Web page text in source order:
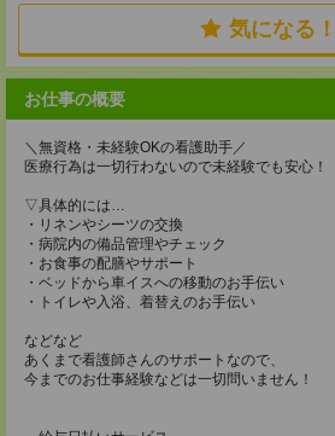
気になる！
お仕事の概要
＼無資格・未経験OKの看護助手／
医療行為は一切行わないので未経験でも安心！
▽具体的には…
・リネンやシーツの交換
・病院内の備品管理やチェック
・お食事の配膳やサポート
・ベッドから車イスへの移動のお手伝い
・トイレや入浴、着替えのお手伝い
などなど
あくまで看護師さんのサポートなので、
今までのお仕事経験などは一切問いません！